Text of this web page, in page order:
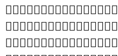
𞬎
𞬏
𞬐
𞬑
𞬒
𞬓
𞬔
𞬕
𞬖
𞬗
𞬘
𞬙
𞬚
𞬛
𞬜
𞬝
𞬬
𞬭
𞬮
𞬯
𞬰
𞬱
𞬲
𞬳
𞬴
𞬵
𞬶
𞬷
𞬸
𞬹
𞬺
𞬻
𞭊
𞭋
𞭌
𞭍
𞭎
𞭏
𞭐
𞭑
𞭒
𞭓
𞭔
𞭕
𞭖
𞭗
𞭘
𞭙